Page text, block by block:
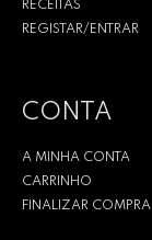
RECEITAS
REGISTAR/ENTRAR
CONTA
A MINHA CONTA
CARRINHO
FINALIZAR COMPRA